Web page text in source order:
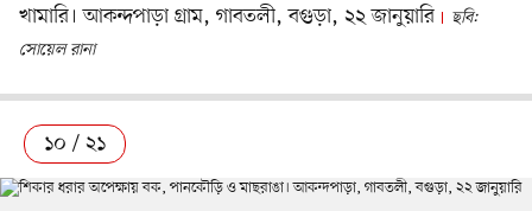
খামারি। আকন্দপাড়া গ্রাম, গাবতলী, বগুড়া, ২২ জানুয়ারি
ছবি:
সোয়েল রানা
১০ / ২১